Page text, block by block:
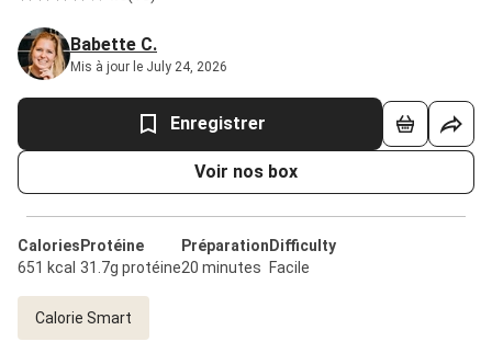
Babette C.
Mis à jour le July 24, 2026
Enregistrer
Voir nos box
Calories
651 kcal
Protéine
31.7g protéine
Préparation
20 minutes
Difficulty
Facile
Calorie Smart